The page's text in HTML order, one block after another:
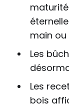
main
Les
Les
bois